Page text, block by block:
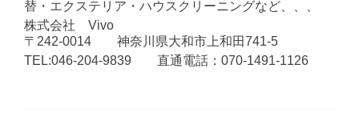
替・エクステリア・ハウスクリーニングなど、、、
株式会社 Vivo
〒242-0014 神奈川県大和市上和田741-5
TEL:046-204-9839 直通電話：070-1491-1126